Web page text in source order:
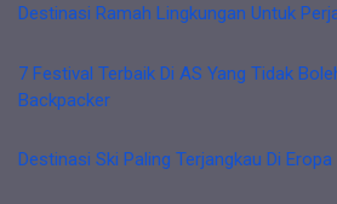
Destinasi Ramah Lingkungan Untuk
7 Festival Terbaik Di AS Yang Tidak
Backpacker
Destinasi Ski Paling Terjangkau Di Eropa